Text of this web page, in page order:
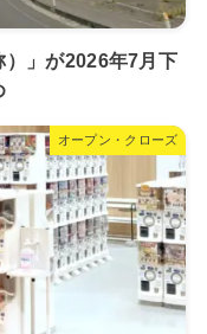
）」が2026年7月下
オープン・クローズ